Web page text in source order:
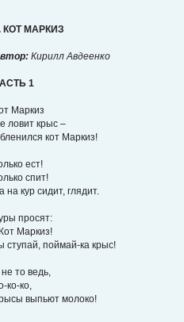
КОТ МАРКИЗ
Кирилл Авдеенко
1
Маркиз
ловит крыс –
кот Маркиз!
ест!
спит!
на кур сидит, глядит.
просят:
Маркиз!
ступай, поймай-ка крыс!
то ведь,
ко-ко,
выпьют молоко!